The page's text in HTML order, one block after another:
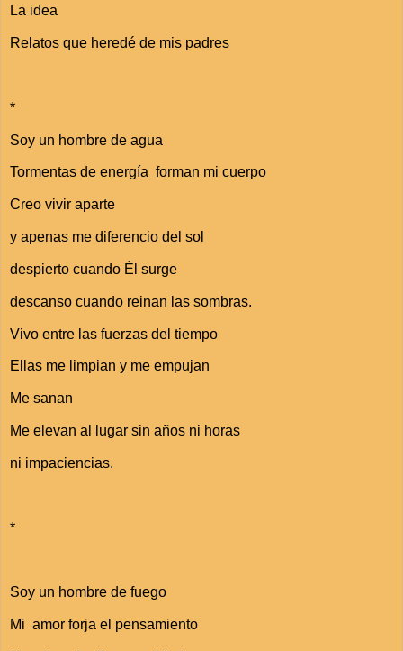
La idea
Relatos que heredé de mis padres
*
Soy un hombre de agua
Tormentas de energía forman mi cuerpo
Creo vivir aparte
y apenas me diferencio del sol
despierto cuando Él surge
descanso cuando reinan las sombras.
Vivo entre las fuerzas del tiempo
Ellas me limpian y me empujan
Me sanan
Me elevan al lugar sin años ni horas
ni impaciencias.
*
Soy un hombre de fuego
Mi amor forja el pensamiento